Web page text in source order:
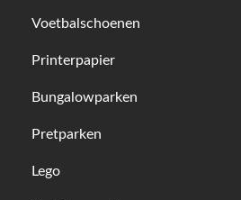
Voetbalschoenen
Printerpapier
Bungalowparken
Pretparken
Lego